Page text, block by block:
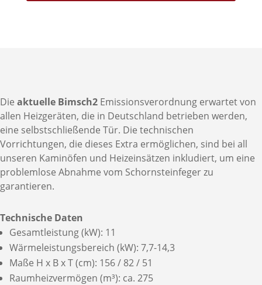
Die aktuelle Bimsch2 Emissionsverordnung erwartet von
allen Heizgeräten, die in Deutschland betrieben werden,
eine selbstschließende Tür. Die technischen
Vorrichtungen, die dieses Extra ermöglichen, sind bei all
unseren Kaminöfen und Heizeinsätzen inkludiert, um eine
problemlose Abnahme vom Schornsteinfeger zu
garantieren.
Technische Daten
Gesamtleistung (kW): 11
Wärmeleistungsbereich (kW): 7,7-14,3
Maße H x B x T (cm): 156 / 82 / 51
Raumheizvermögen (m³): ca. 275